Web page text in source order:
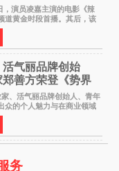
演员凌嘉主演的电影《辣
道黄金时段首播。其后，该
多次复播（2022年8月10
，2023年7月17日，2025年7
复
气丽品牌创始
郑善方荣登《势界
》6月刊
活气丽品牌创始人、青年
众的个人魅力与在商业领域
上《势界
，展现了他在时尚与商业领
明星企业家、青
务